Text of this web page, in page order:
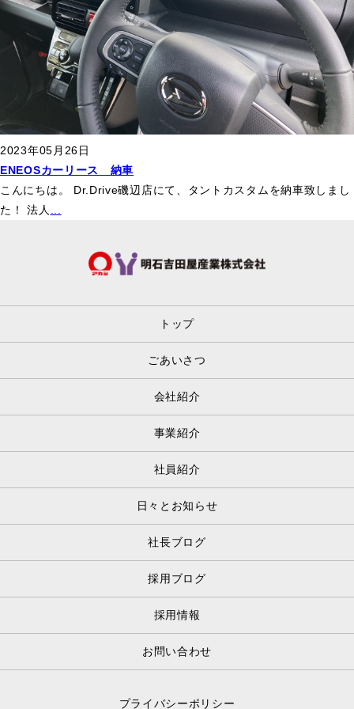
2023年05月26日
ENEOSカーリース 納車
こんにちは。 Dr.Drive磯辺店にて、タントカスタムを納車致しまし
た！ 法人
トップ
ごあいさつ
会社紹介
事業紹介
社員紹介
日々とお知らせ
社長ブログ
採用ブログ
採用情報
お問い合わせ
プライバシーポリシー